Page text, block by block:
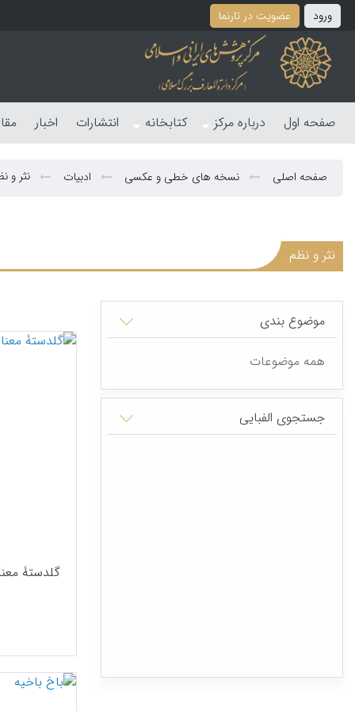
ورود عضویت در تارنما
صفحه اول درباره مرکز کتابخانه انتشارات اخبار
صفحه اصلی نسخه های خطی و عکسی ادبیات نثر و
نثر و نظم
موضوع بندی
همه موضوعات
جستجوی الفبایی
گلدستۀ